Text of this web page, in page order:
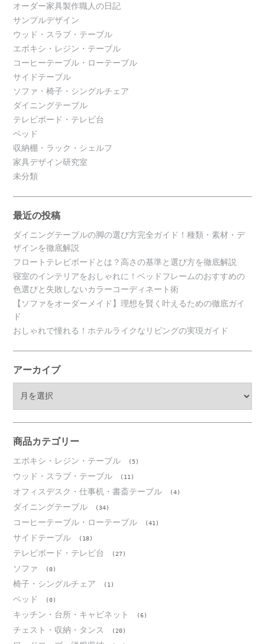
オーダー家具製作職人の日記
サンプルデザイン
ウッド・スラブ・テーブル
エポキシ・レジン・テーブル
コーヒーテーブル・ローテーブル
サイドテーブル
ソファ・椅子・シングルチェア
ダイニングテーブル
テレビボード・テレビ台
ベッド
収納棚・ラック・シェルフ
家具デザイン研究室
未分類
最近の投稿
ダイニングテーブルの脚の選び方完全ガイド！種類・素材・デ
ザインを徹底解説
フロートテレビボードとは？高さの基準と選び方を徹底解説
寝室のインテリアをおしゃれに！ベッドフレームのおすすめの
色選びと失敗しないカラーコーディネート術
【ソファをオーダーメイド】理想を賢く叶えるための徹底ガイ
ド
おしゃれで憧れる！ホテルライクなリビングの実現ガイド
アーカイブ
ブ
商品カテゴリー
エポキシ・レジン・テーブル (5)
ウッド・スラブ・テーブル (11)
オフィスデスク・仕事机・書斎テーブル (4)
ダイニングテーブル (34)
コーヒーテーブル・ローテーブル (41)
サイドテーブル (18)
テレビボード・テレビ台 (27)
ソファ (0)
椅子・シングルチェア (1)
ベッド (0)
キッチン・台所・キャビネット (6)
チェスト・収納・タンス (20)